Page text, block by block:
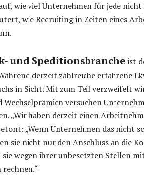
wie viel Unternehmen für jede
wie Recruiting in Zeiten eines
und Speditionsbrancheist
derzeit zahlreiche erfahrene
in Sicht. Mit zum Teil verzweifelt
versuchen
„Wir haben derzeit einen
„Wenn Unternehmen das nicht
sie nicht nur den Anschluss an die
sie wegen ihrer unbesetzten Stellen
rechnen.“